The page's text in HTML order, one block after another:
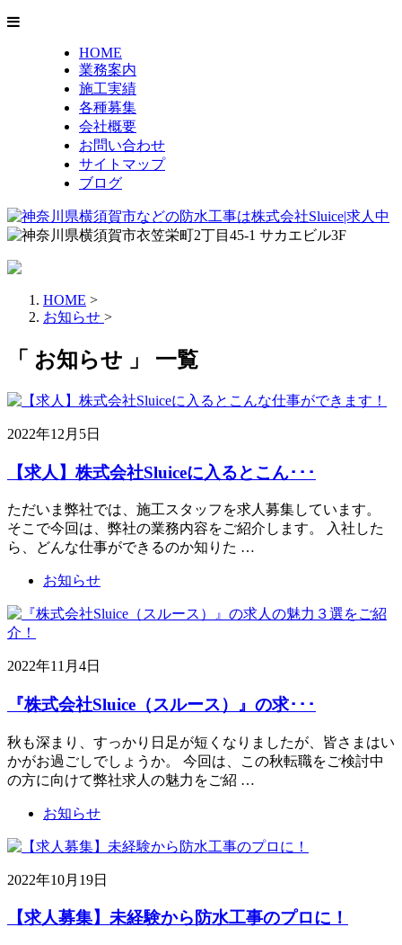
HOME
業務案内
施工実績
各種募集
会社概要
お問い合わせ
サイトマップ
ブログ
HOME >
お知らせ >
「 お知らせ 」 一覧
2022年12月5日
【求人】株式会社Sluiceに入るとこん･･･
ただいま弊社では、施工スタッフを求人募集しています。
そこで今回は、弊社の業務内容をご紹介します。 入社した
ら、どんな仕事ができるのか知りた …
お知らせ
2022年11月4日
『株式会社Sluice（スルース）』の求･･･
秋も深まり、すっかり日足が短くなりましたが、皆さまはい
かがお過ごしでしょうか。 今回は、この秋転職をご検討中
の方に向けて弊社求人の魅力をご紹 …
お知らせ
2022年10月19日
【求人募集】未経験から防水工事のプロに！